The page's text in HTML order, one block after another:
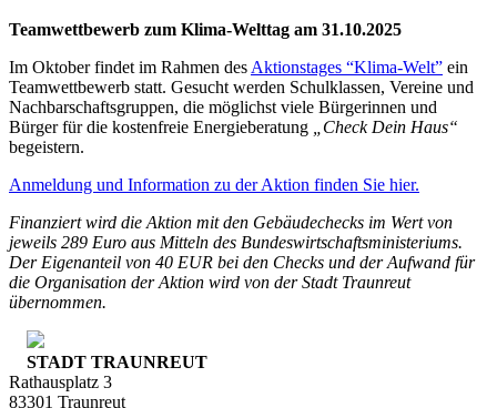
Teamwettbewerb zum Klima-Welttag am 31.10.2025
Im Oktober findet im Rahmen des Aktionstages “Klima-Welt” ein
Teamwettbewerb statt. Gesucht werden Schulklassen, Vereine und
Nachbarschaftsgruppen, die möglichst viele Bürgerinnen und
Bürger für die kostenfreie Energieberatung
„Check Dein Haus“
begeistern.
Anmeldung und Information zu der Aktion finden Sie hier.
Finanziert wird die Aktion mit den Gebäudechecks im Wert von
jeweils 289 Euro aus Mitteln des Bundeswirtschaftsministeriums.
Der Eigenanteil von 40 EUR bei den Checks und der Aufwand für
die Organisation der Aktion wird von der Stadt Traunreut
übernommen.
STADT TRAUNREUT
Rathausplatz 3
83301 Traunreut